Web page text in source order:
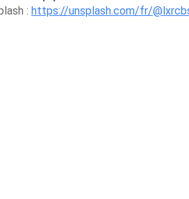
: https://unsplash.com/fr/